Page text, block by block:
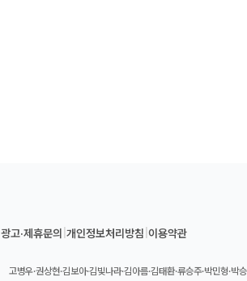
광고·제휴문의 |개인정보처리방침 |이용약관
고병우·권상현·김보아·김빛나라·김아름·김태환·류승주·박민형·박